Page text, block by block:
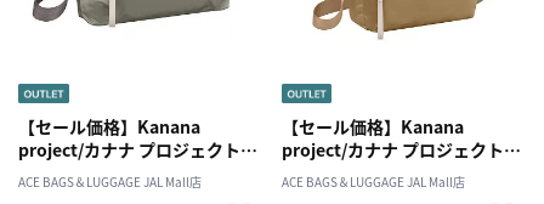
【セール価格】Kanana
project/カナナ プロジェクト
PJ-16 ショルダーバッグ 3L
ACE BAGS＆LUGGAGE JAL Mall店
【セール価格】Kanana
project/カナナ プロジェクト
PJ-16 ショルダーバッグ 6L
ACE BAGS＆LUGGAGE JAL Mall店